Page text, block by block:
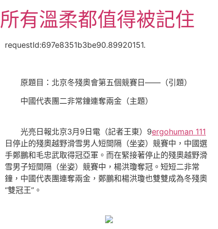
至
主所有溫柔都值得被記住
requestId:697e8351b3be90.89920151.
原題目：北京冬殘奧會第五個競賽日——（引題）
中國代表團二非常鐘連奪兩金（主題）
光亮日報北京3月9日電（記者王東）9ergohuman 111
日停止的殘奧越野滑雪男人短間隔（坐姿）競賽中，中國選
手鄭鵬和毛忠武取得冠亞軍。而在緊接著停止的殘奧越野滑
雪男子短間隔（坐姿）競賽中，楊洪瓊奪冠。短短二非常
鐘，中國代表團連奪兩金，鄭鵬和楊洪瓊也雙雙成為冬殘奧
“雙冠王”。